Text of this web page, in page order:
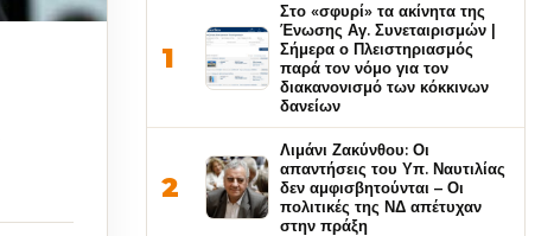
1
Στο «σφυρί» τα ακίνητα της
Ένωσης Αγ. Συνεταιρισμών |
Σήμερα ο Πλειστηριασμός
παρά τον νόμο για τον
διακανονισμό των κόκκινων
δανείων
2
Λιμάνι Ζακύνθου: Οι
απαντήσεις του Υπ. Ναυτιλίας
δεν αμφισβητούνται – Οι
πολιτικές της ΝΔ απέτυχαν
στην πράξη